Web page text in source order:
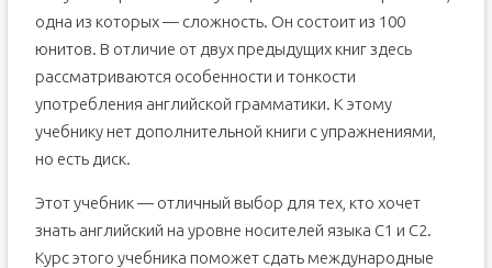
одна из которых — сложность. Он состоит из 100
юнитов. В отличие от двух предыдущих книг здесь
рассматриваются особенности и тонкости
употребления английской грамматики. К этому
учебнику нет дополнительной книги с упражнениями,
но есть диск.
Этот учебник — отличный выбор для тех, кто хочет
знать английский на уровне носителей языка С1 и С2.
Курс этого учебника поможет сдать международные